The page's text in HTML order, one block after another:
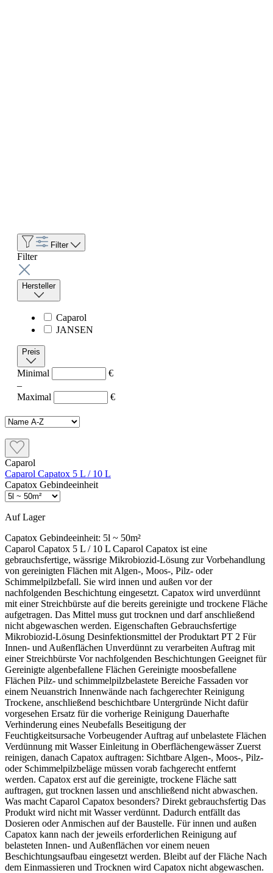
Filter
Filter
Hersteller
Caparol
JANSEN
Preis
Minimal
€
–
Maximal
€
Caparol
Caparol Capatox 5 L / 10 L
Capatox Gebindeeinheit
Auf Lager
Capatox Gebindeeinheit: 5l ~ 50m²
Caparol Capatox 5 L / 10 L Caparol Capatox ist eine
gebrauchsfertige, wässrige Mikrobiozid-Lösung zur Vorbehandlung
von gereinigten Flächen mit Algen-, Moos-, Pilz- oder
Schimmelpilzbefall. Sie wird innen und außen vor der
nachfolgenden Beschichtung eingesetzt. Capatox wird unverdünnt
mit einer Streichbürste auf die bereits gereinigte und trockene Fläche
aufgetragen. Das Mittel muss gut trocknen und darf anschließend
nicht abgewaschen werden. Eigenschaften Gebrauchsfertige
Mikrobiozid-Lösung Desinfektionsmittel der Produktart PT 2 Für
Innen- und Außenflächen Unverdünnt zu verarbeiten Auftrag mit
einer Streichbürste Vor nachfolgenden Beschichtungen Geeignet für
Gereinigte algenbefallene Flächen Gereinigte moosbefallene
Flächen Pilz- und schimmelpilzbelastete Bereiche Fassaden vor
einem Neuanstrich Innenwände nach fachgerechter Reinigung
Trockene, anschließend beschichtbare Untergründe Nicht dafür
vorgesehen Ersatz für die vorherige Reinigung Dauerhafte
Verhinderung eines Neubefalls Beseitigung der
Feuchtigkeitsursache Vorbeugender Auftrag auf unbelastete Flächen
Verdünnung mit Wasser Einleitung in Oberflächengewässer Zuerst
reinigen, danach Capatox auftragen: Sichtbare Algen-, Moos-, Pilz-
oder Schimmelpilzbeläge müssen vorab fachgerecht entfernt
werden. Capatox erst auf die gereinigte, trockene Fläche satt
auftragen, gut trocknen lassen und anschließend nicht abwaschen.
Was macht Caparol Capatox besonders? Direkt gebrauchsfertig Das
Produkt wird nicht mit Wasser verdünnt. Dadurch entfällt das
Dosieren oder Anmischen auf der Baustelle. Für innen und außen
Capatox kann nach der jeweils erforderlichen Reinigung auf
belasteten Innen- und Außenflächen vor einem neuen
Beschichtungsaufbau eingesetzt werden. Bleibt auf der Fläche Nach
dem Einmassieren und Trocknen wird Capatox nicht abgewaschen.